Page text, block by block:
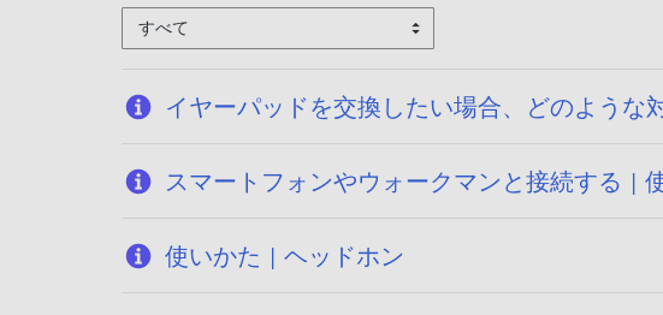
/
0
4
/
すべて
イヤーパッドを交換したい場合、どのような
スマートフォンやウォークマンと接続する |
使いかた | ヘッドホン